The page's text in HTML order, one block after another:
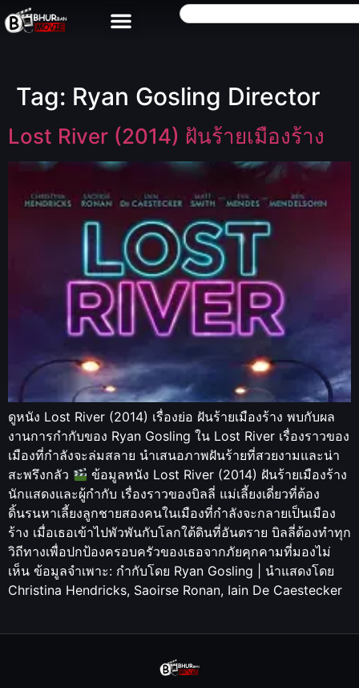
Tag: Ryan Gosling Director
Lost River (2014) ฝันร้ายเมืองร้าง
ดูหนัง Lost River (2014) เรื่องย่อ ฝันร้ายเมืองร้าง พบกับผล
งานการกำกับของ Ryan Gosling ใน Lost River เรื่องราวของ
เมืองที่กำลังจะล่มสลาย นำเสนอภาพฝันร้ายที่สวยงามและน่า
สะพรึงกลัว
ข้อมูลหนัง Lost River (2014) ฝันร้ายเมืองร้าง
นักแสดงและผู้กำกับ เรื่องราวของบิลลี่ แม่เลี้ยงเดี่ยวที่ต้อง
ดิ้นรนหาเลี้ยงลูกชายสองคนในเมืองที่กำลังจะกลายเป็นเมือง
ร้าง เมื่อเธอเข้าไปพัวพันกับโลกใต้ดินที่อันตราย บิลลี่ต้องทำทุก
วิถีทางเพื่อปกป้องครอบครัวของเธอจากภัยคุกคามที่มองไม่
เห็น ข้อมูลจำเพาะ: กำกับโดย Ryan Gosling | นำแสดงโดย
Christina Hendricks, Saoirse Ronan, Iain De Caestecker